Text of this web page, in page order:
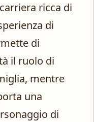
ricca di
di
di
il ruolo di
mentre
una
di